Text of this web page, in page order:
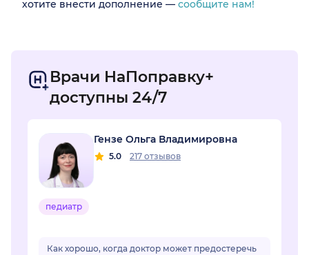
хотите внести дополнение — сообщите нам!
Врачи НаПоправку+
доступны 24/7
Гензе Ольга Владимировна
5.0 217 отзывов
педиатр
Как хорошо, когда доктор может предостеречь